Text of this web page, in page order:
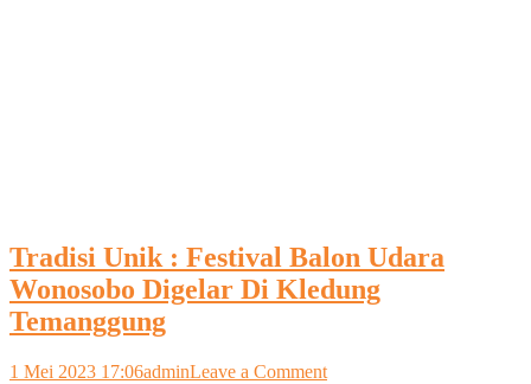
Tradisi Unik : Festival Balon Udara
Wonosobo Digelar Di Kledung
Temanggung
1 Mei 2023 17:06adminLeave a Commenton